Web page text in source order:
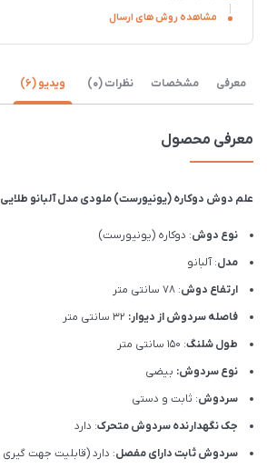
مشاهده روش های ارسال
معرفی مشخصات نظرات (0) ویدیو (6)
معرفی محصول
علم دوش دوکاره (یونیورست) ملودی مدل آلبانو طلایی
نوع دوش: دوکاره (یونیورست)
مدل: آلبانو
ارتفاع دوش: 78 سانتی متر
فاصله سردوش از دیوار:
طول شلنگ: 150 سانتی متر
نوع سردوش: بیضی
سردوش: ثابت و دستی
جک نگهدارنده سردوش متحرک: دارد
سردوش ثابت دارای مفصل: دارد (قابلیت جهت گیری 30 درجه ای)